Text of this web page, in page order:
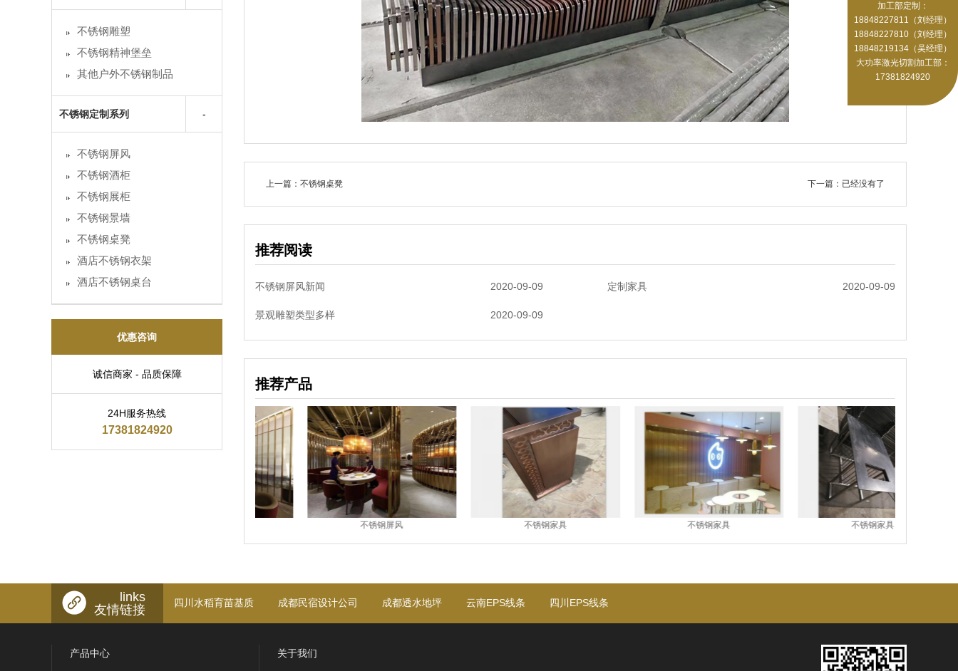
加工部定制：
18848227811（刘经理）
18848227810（刘经理）
18848219134（吴经理）
大功率激光切割加工部：
17381824920
不锈钢雕塑
不锈钢精神堡垒
其他户外不锈钢制品
不锈钢定制系列
不锈钢屏风
不锈钢酒柜
不锈钢展柜
不锈钢景墙
不锈钢桌凳
酒店不锈钢衣架
酒店不锈钢桌台
优惠咨询
诚信商家 - 品质保障
24H服务热线
17381824920
上一篇：不锈钢桌凳 下一篇：已经没有了
推荐阅读
不锈钢屏风新闻 2020-09-09 定制家具 2020-09-09
景观雕塑类型多样 2020-09-09
推荐产品
links
友情链接
四川水稻育苗基质 成都民宿设计公司 成都透水地坪 云南EPS线条 四川EPS线条
产品中心 关于我们